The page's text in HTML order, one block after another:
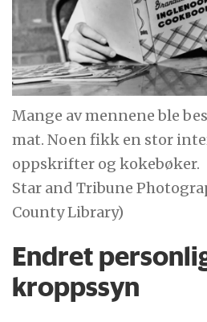
Mange av mennene ble
mat. Noen fikk en stor
oppskrifter og kokebøker.
Star and Tribune
County Library)
Endret
kroppssyn